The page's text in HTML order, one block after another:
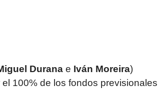
Durana e Iván Moreira)
100% de los fondos previsionales